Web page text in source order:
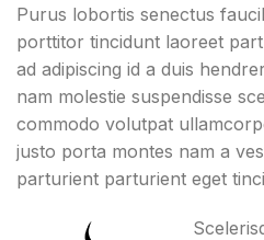
Purus lobortis senectus
porttitor tincidunt laoreet
ad adipiscing id a duis
nam molestie suspendisse
commodo volutpat
justo porta montes nam a
parturient parturient eget